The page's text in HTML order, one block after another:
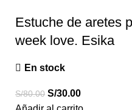
Estuche de aretes
week love. Esika
En stock
S/80.00 S/30.00